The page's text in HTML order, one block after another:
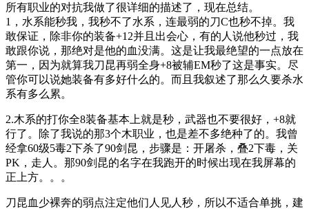
所有职业的对抗我做了很详细的描述了，现在总结。
1，水系能秒我，我秒不了水系，连最弱的刀C也秒不掉。我
敢保证，除非你的装备+12并且出会心，有的人说他秒过，我
敢跟你说，那绝对是他的血没满。这是让我最绝望的一点放在
第一，因为就算我刀昆再弱全身+8被辅EM秒了这是事实。尽
管你可以说她装备有多好什么的。而且我叙述了那么久要杀水
系有多么累。
2.木系的打你全8装备基本上就是秒，武器也不要很好，+8就
行了。除了我说的那3个木职业，也是差不多绝种了的。我曾
经拿60级5毒2下杀了90剑昆，步骤是：开屠杀，叠2下毒，关
PK，走人。那90剑昆的名字在我跑开的时候出现在我屏幕的
正上方。。。
刀昆血少裸奔的弱点注定他们人见人秒，所以不适合单挑，建